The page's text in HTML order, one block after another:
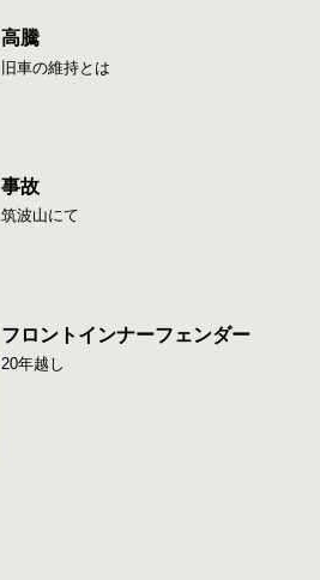
高騰
旧車の維持とは
事故
筑波山にて
フロントインナーフェンダー
20年越し